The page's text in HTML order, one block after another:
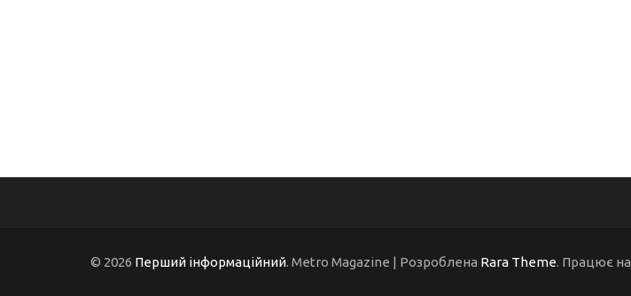
© 2026 Перший інформаційний. Metro Magazine | Розроблена Rara Theme. Працює на